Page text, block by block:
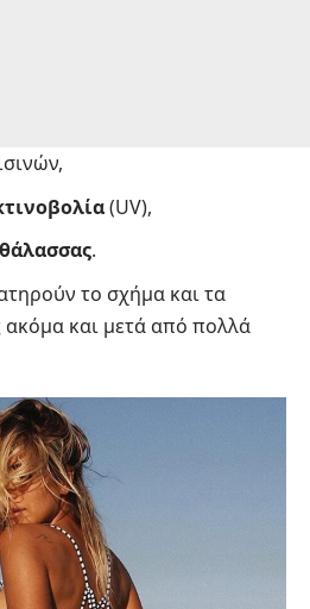
(UV),
.
το σχήμα και τα
και μετά από πολλά